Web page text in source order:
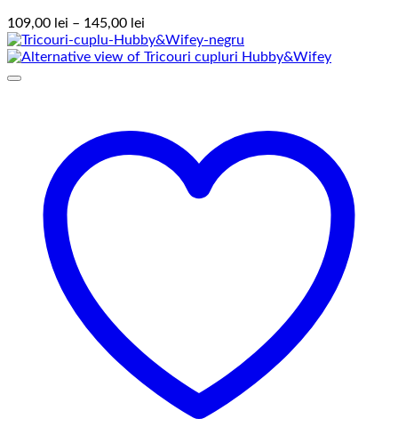
109,00 lei – 145,00 lei
de
prețuri: